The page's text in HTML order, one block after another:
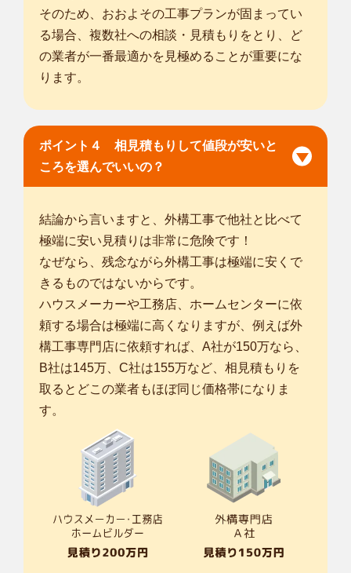
そのため、おおよその工事プランが固まってい
る場合、複数社への相談・見積もりをとり、ど
の業者が一番最適かを見極めることが重要にな
ります。
ポイント４ 相見積もりして値段が安いと
ころを選んでいいの？
結論から言いますと、外構工事で他社と比べて
極端に安い見積りは非常に危険です！
なぜなら、残念ながら外構工事は極端に安くで
きるものではないからです。
ハウスメーカーや工務店、ホームセンターに依
頼する場合は極端に高くなりますが、例えば外
構工事専門店に依頼すれば、A社が150万なら、
B社は145万、C社は155万など、相見積もりを
取るとどこの業者もほぼ同じ価格帯になりま
す。